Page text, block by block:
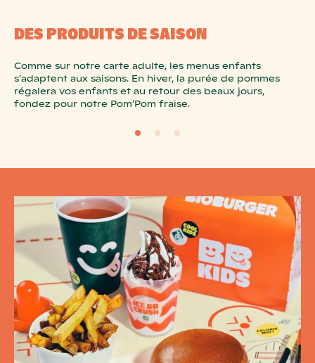
DES PRODUITS DE SAISON
Comme sur notre carte adulte, les menus enfants
s’adaptent aux saisons. En hiver, la purée de pommes
régalera vos enfants et au retour des beaux jours,
fondez pour notre Pom’Pom fraise.